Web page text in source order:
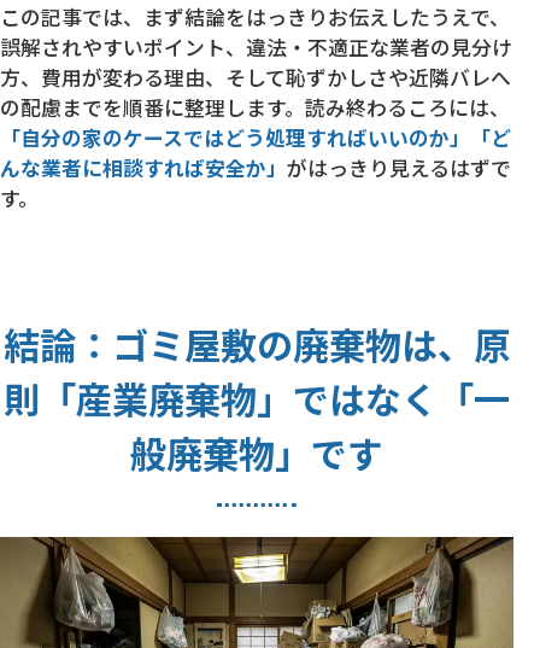
この記事では、まず結論をはっきりお伝えしたうえで、
誤解されやすいポイント、違法・不適正な業者の見分け
方、費用が変わる理由、そして恥ずかしさや近隣バレへ
の配慮までを順番に整理します。読み終わるころには、
「自分の家のケースではどう処理すればいいのか」「ど
んな業者に相談すれば安全か」 がはっきり見えるはずで
す。
結論：ゴミ屋敷の廃棄物は、原
則「産業廃棄物」ではなく「一
般廃棄物」です